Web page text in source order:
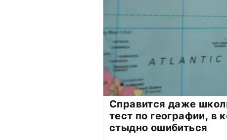
Справится даже
тест по географии, в
стыдно ошибиться